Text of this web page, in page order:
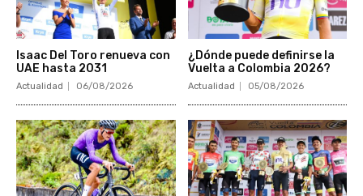
Isaac Del Toro renueva con
UAE hasta 2031
Actualidad 06/08/2026
¿Dónde puede definirse la
Vuelta a Colombia 2026?
Actualidad 05/08/2026